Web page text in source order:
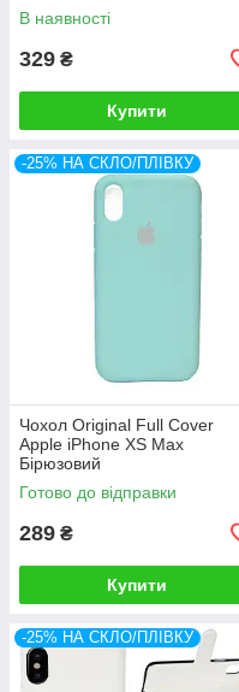
В наявності
329 ₴
Купити
-25% НА СКЛО/ПЛІВКУ
Чохол Original Full Cover
Apple iPhone XS Max
Бірюзовий
Готово до відправки
289 ₴
Купити
-25% НА СКЛО/ПЛІВКУ